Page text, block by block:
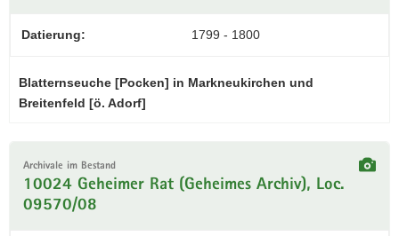
Datierung: 1799 - 1800
Blatternseuche [Pocken] in Markneukirchen und
Breitenfeld [ö. Adorf]
Archivale im Bestand
10024 Geheimer Rat (Geheimes Archiv), Loc.
09570/08